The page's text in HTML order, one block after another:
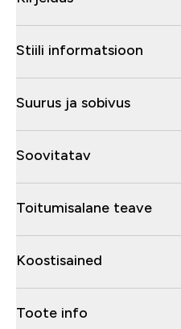
Stiili informatsioon
Suurus ja sobivus
Soovitatav
Toitumisalane teave
Koostisained
Toote info